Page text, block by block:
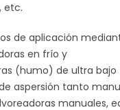
etc.
de aplicación
en frío y
(humo) de ultra bajo
aspersión tanto
manuales,